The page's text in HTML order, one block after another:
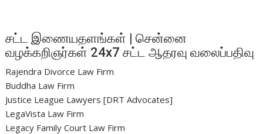
சட்ட இணையதளங்கள் | சென்னை
வழக்கறிஞர்கள் 24x7 சட்ட ஆதரவு வலைப்பதிவு
Rajendra Divorce Law Firm
Buddha Law Firm
Justice League Lawyers [DRT Advocates]
LegaVista Law Firm
Legacy Family Court Law Firm